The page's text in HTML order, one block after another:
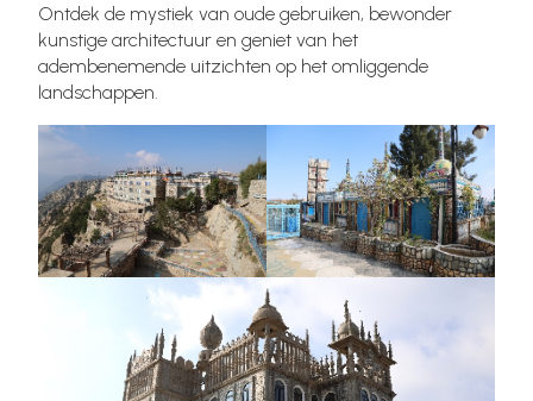
Ontdek de mystiek van oude gebruiken, bewonder
kunstige architectuur en geniet van het
adembenemende uitzichten op het omliggende
landschappen.